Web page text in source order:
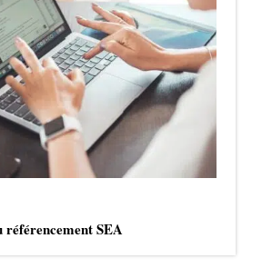
référencement SEA